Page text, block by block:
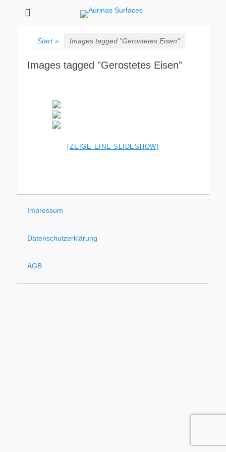
Aurinas Surfaces
Oberflächen Manufaktur
Start » Images tagged "Gerostetes Eisen"
Images tagged "Gerostetes Eisen"
[ZEIGE EINE SLIDESHOW]
Impressum
Datenschutzerklärung
AGB